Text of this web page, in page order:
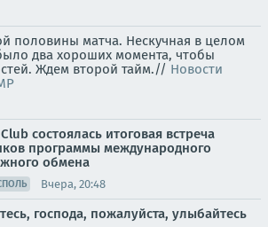
половины матча. Нескучная в целом
два хороших момента, чтобы
Ждем второй тайм.// Новости
состоялась итоговая встреча
программы международного
обмена
Вчера, 20:48
господа, пожалуйста, улыбайтесь